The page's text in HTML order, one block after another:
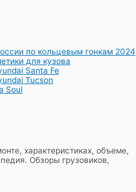
по кольцевым гонкам 2024
для кузова
Santa Fe
Tucson
Soul
характеристиках, объеме,
Обзоры грузовиков,